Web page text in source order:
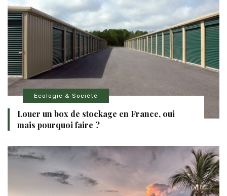
Ecologie & Société
Louer un box de stockage en France, oui
mais pourquoi faire ?